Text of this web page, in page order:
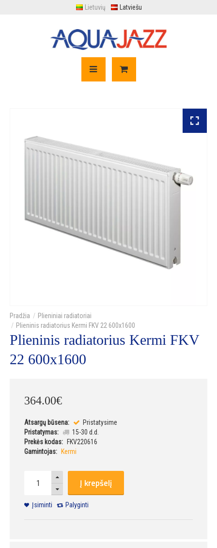
Lietuvių Latviešu
Plieniniai radiatoriai
Plieninis radiatorius Kermi FKV 22 600x1600
Plieninis radiatorius Kermi FKV
22 600x1600
364.00€
Atsargų būsena:
Pristatysime
Pristatymas:
15-30 d.d.
Prekės kodas:
FKV220616
Gamintojas:
Kermi
Į krepšelį
Įsiminti Palyginti